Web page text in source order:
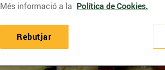
Més informació a la Política de Cookies.
Rebutjar